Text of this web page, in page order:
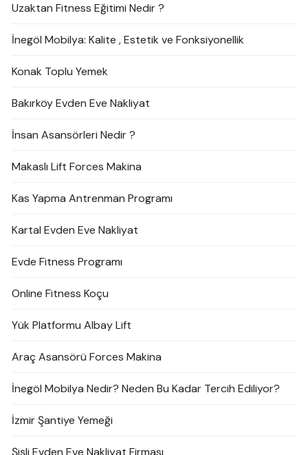
Uzaktan Fitness Eğitimi Nedir ?
İnegöl Mobilya: Kalite , Estetik ve Fonksiyonellik
Konak Toplu Yemek
Bakırköy Evden Eve Nakliyat
İnsan Asansörleri Nedir ?
Makaslı Lift Forces Makina
Kas Yapma Antrenman Programı
Kartal Evden Eve Nakliyat
Evde Fitness Programı
Online Fitness Koçu
Yük Platformu Albay Lift
Araç Asansörü Forces Makina
İnegöl Mobilya Nedir? Neden Bu Kadar Tercih Ediliyor?
İzmir Şantiye Yemeği